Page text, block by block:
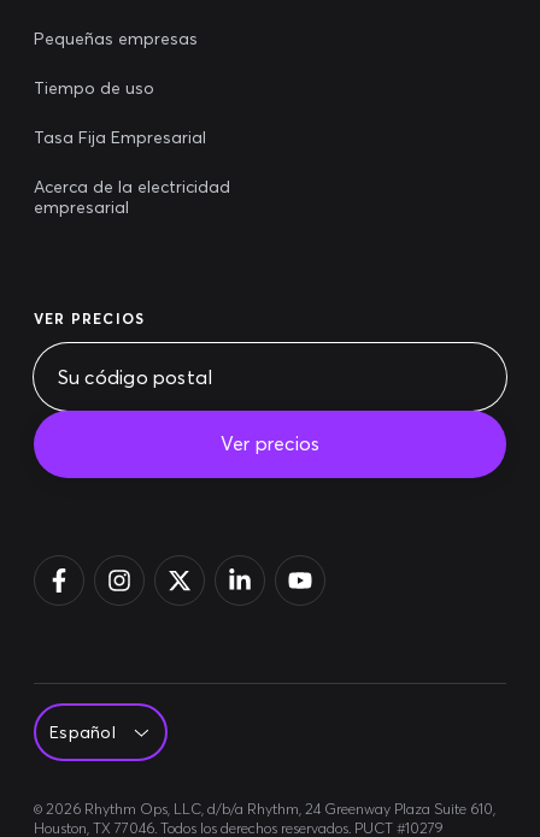
Pequeñas empresas
Tiempo de uso
Tasa Fija Empresarial
Acerca de la electricidad
empresarial
VER PRECIOS
Ver precios
© 2026 Rhythm Ops, LLC, d/b/a Rhythm, 24 Greenway Plaza Suite 610,
Houston, TX 77046. Todos los derechos reservados. PUCT #10279